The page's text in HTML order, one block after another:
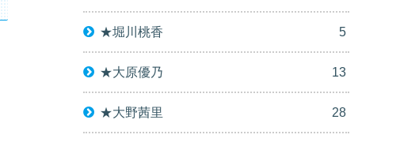
★堀川桃香 5
★大原優乃 13
★大野茜里 28